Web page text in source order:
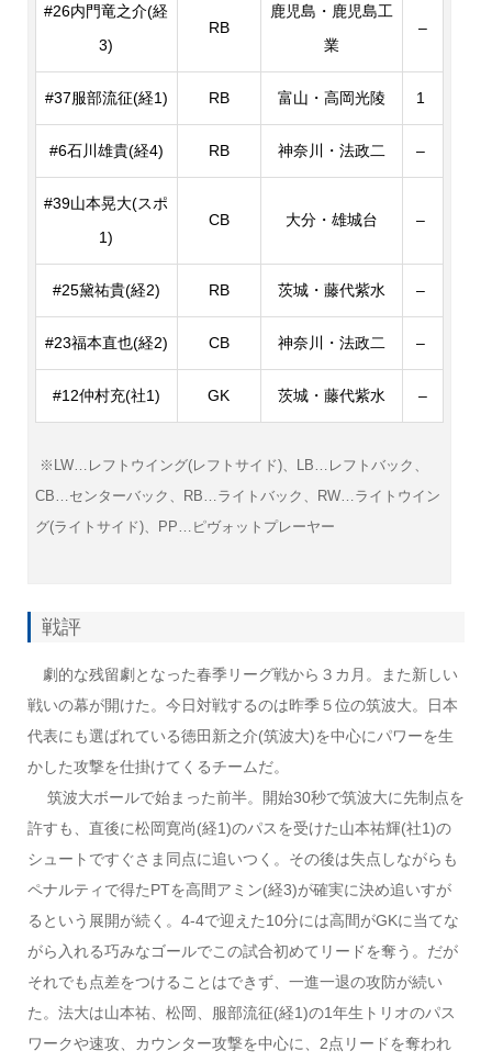
#26内門竜之介(経
3)
RB
鹿児島・鹿児島工
業
–
#37服部流征(経1) RB 富山・高岡光陵 1
#6石川雄貴(経4) RB 神奈川・法政二 –
#39山本晃大(スポ
1)
CB 大分・雄城台 –
#25黛祐貴(経2) RB 茨城・藤代紫水 –
#23福本直也(経2) CB 神奈川・法政二 –
#12仲村充(社1) GK 茨城・藤代紫水 –
※LW…レフトウイング(レフトサイド)、LB…レフトバック、
CB…センターバック、RB…ライトバック、RW…ライトウイン
グ(ライトサイド)、PP…ピヴォットプレーヤー
戦評
劇的な残留劇となった春季リーグ戦から３カ月。また新しい
戦いの幕が開けた。今日対戦するのは昨季５位の筑波大。日本
代表にも選ばれている徳田新之介(筑波大)を中心にパワーを生
かした攻撃を仕掛けてくるチームだ。
筑波大ボールで始まった前半。開始30秒で筑波大に先制点を
許すも、直後に松岡寛尚(経1)のパスを受けた山本祐輝(社1)の
シュートですぐさま同点に追いつく。その後は失点しながらも
ペナルティで得たPTを高間アミン(経3)が確実に決め追いすが
るという展開が続く。4-4で迎えた10分には高間がGKに当てな
がら入れる巧みなゴールでこの試合初めてリードを奪う。だが
それでも点差をつけることはできず、一進一退の攻防が続い
た。法大は山本祐、松岡、服部流征(経1)の1年生トリオのパス
ワークや速攻、カウンター攻撃を中心に、2点リードを奪われ